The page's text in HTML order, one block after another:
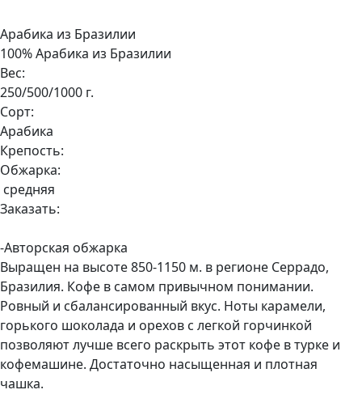
Арабика из Бразилии
100% Арабика из Бразилии
Вес:
250/500/1000 г.
Сорт:
Арабика
Крепость:
Обжарка:
средняя
Заказать:
-Авторская обжарка
Выращен на высоте 850-1150 м. в регионе Серрадо,
Бразилия. Кофе в самом привычном понимании.
Ровный и сбалансированный вкус. Ноты карамели,
горького шоколада и орехов с легкой горчинкой
позволяют лучше всего раскрыть этот кофе в турке и
кофемашине. Достаточно насыщенная и плотная
чашка.